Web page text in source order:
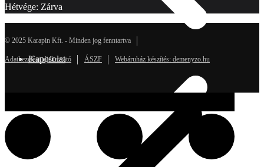
Kapcsolat
Hétvége: Zárva
© 2025 Karapin Kft. - Minden jog fenntartva
Adatkezelési tájékoztató ÁSZF Webáruház készítés: demenyzo.hu